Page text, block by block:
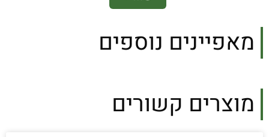
מאפיינים נוספים
מוצרים קשורים